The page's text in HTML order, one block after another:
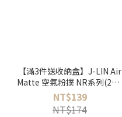
【滿3件送收納盒】J-LIN Air
Matte 空氣粉撲 NR系列(2入/
包) ＿五種尺寸可挑選
NT$139
NT$174